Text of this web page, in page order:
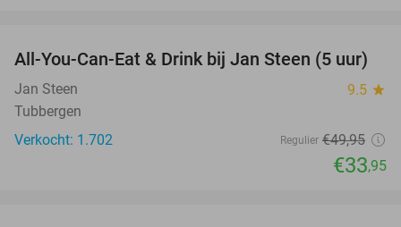
32%
All-You-Can-Eat & Drink bij Jan Steen (5 uur)
Jan Steen 9.5 star
Tubbergen
Verkocht: 1.702
Regulier €49,95
€33,95